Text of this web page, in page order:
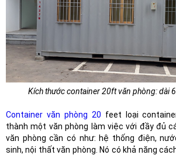
Kích thước container 20ft văn phòng: dài
Container văn phòng 20 feet loại
thành một văn phòng làm việc với đầy đủ
văn phòng cần có như: hệ thống điện,
sinh, nội thất văn phòng. Nó có khả năng